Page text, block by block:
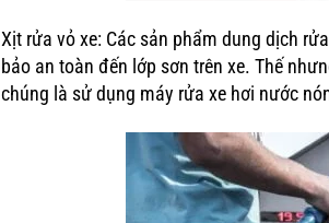
Xịt rửa vỏ xe: Các sản phẩm dung dịch
bảo an toàn đến lớp sơn trên xe. Thế
chúng là sử dụng máy rửa xe hơi nước